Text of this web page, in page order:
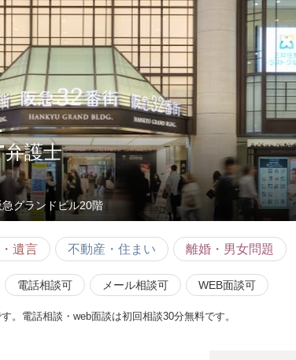
弁護士
グランドビル20階
遺言 不動産・住まい 離婚・男女問題
電話相談可 メール相談可 WEB面談可
。電話相談・web面談は初回相談30分無料です。